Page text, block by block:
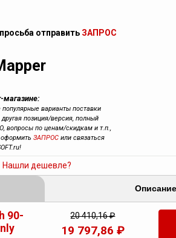
отправить ЗАПРОС
магазине:
варианты поставки
позиция/версия, полный
вопросы по ценам/скидкам и т.п.,
оформить ЗАПРОСили связаться
Нашли дешевле?
Описание
90-
20 410,16 ₽
19 797,86 ₽